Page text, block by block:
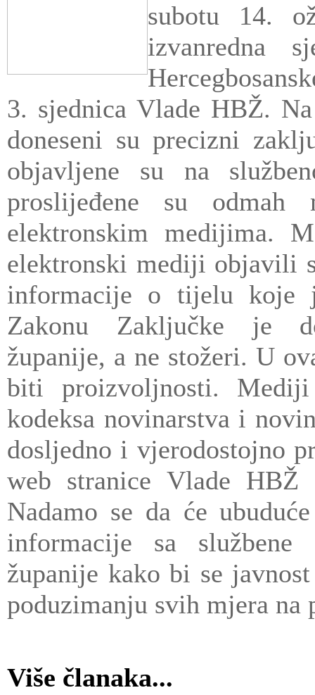
subotu 14.
izvanredna
3. sjednica Vlade HBŽ.
doneseni su precizni
objavljene su na
proslijeđene su
elektronskim medijima.
elektronski mediji objavili
informacije o tijelu koje
Zakonu Zaključke je
županije, a ne stožeri. U
biti proizvoljnosti.
kodeksa novinarstva i
dosljedno i vjerodostojno
web stranice Vlade
Nadamo se da će
informacije sa službene
županije kako bi se
poduzimanju svih mjera
Više članaka...